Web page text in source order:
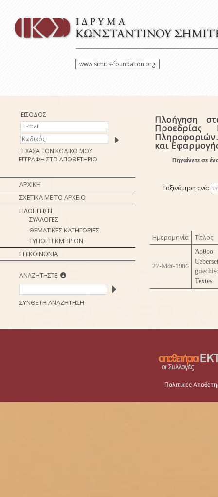
www.simitis-foundation.org
ΕΙΣΟΔΟΣ
ΞΕΧΑΣΑ ΤΟΝ ΚΩΔΙΚΟ ΜΟΥ
ΕΓΓΡΑΦΗ ΣΤΟ ΑΠΟΘΕΤΗΡΙΟ
ΑΡΧΙΚΗ
ΣΧΕΤΙΚΑ ΜΕ ΤΟ ΑΡΧΕΙΟ
ΠΛΟΗΓΗΣΗ
ΣΥΛΛΟΓΕΣ
ΘΕΜΑΤΙΚΕΣ ΚΑΤΗΓΟΡΙΕΣ
ΤΥΠΟΙ ΤΕΚΜΗΡΙΩΝ
ΕΠΙΚΟΙΝΩΝΙΑ
ΑΝΑΖΗΤΗΣΤΕ
ΣΥΝΘΕΤΗ ΑΝΑΖΗΤΗΣΗ
Πλοήγηση
Προεδρίας
και
Πηγαίνετε σε
Ταξινόμηση ανά:
Ημερομηνία Τίτλος
27-Μάϊ-1986
Άρθρο
Textes